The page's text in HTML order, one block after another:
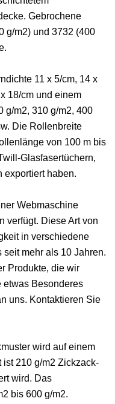
Gebrochene
g/m2) und 3732 (400
11 x 5/cm, 14 x
18/cm und einem
g/m2, 310 g/m2, 400
Die Rollenbreite
von 100 m bis
Glasfasertüchern,
exportiert haben.
Webmaschine
verfügt. Diese Art von
in verschiedene
seit mehr als 10 Jahren.
Produkte, die wir
etwas Besonderes
uns. Kontaktieren Sie
wird auf einem
210 g/m2 Zickzack-
wird. Das
bis 600 g/m2.